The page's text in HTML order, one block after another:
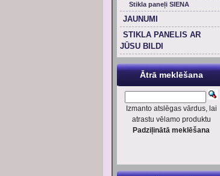
Stikla paneļi SIENA
JAUNUMI
STIKLA PANELIS AR
JŪSU BILDI
Ātrā meklēšana
Izmanto atslēgas vārdus, lai
atrastu vēlamo produktu
Padziļinātā meklēšana